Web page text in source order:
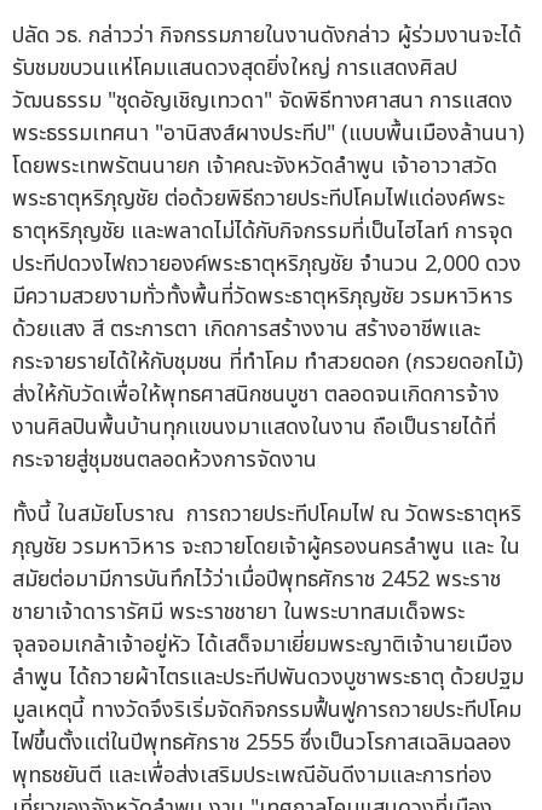
ปลัด วธ. กล่าวว่า กิจกรรมภายในงานดังกล่าว ผู้ร่วมงานจะได้
รับชมขบวนแห่โคมแสนดวงสุดยิ่งใหญ่ การแสดงศิลป
วัฒนธรรม "ชุดอัญเชิญเทวดา" จัดพิธีทางศาสนา การแสดง
พระธรรมเทศนา "อานิสงส์ผางประทีป" (แบบพื้นเมืองล้านนา)
โดยพระเทพรัตนนายก เจ้าคณะจังหวัดลำพูน เจ้าอาวาสวัด
พระธาตุหริภุญชัย ต่อด้วยพิธีถวายประทีปโคมไฟแด่องค์พระ
ธาตุหริภุญชัย และพลาดไม่ได้กับกิจกรรมที่เป็นไฮไลท์ การจุด
ประทีปดวงไฟถวายองค์พระธาตุหริภุญชัย จำนวน 2,000 ดวง
มีความสวยงามทั่วทั้งพื้นที่วัดพระธาตุหริภุญชัย วรมหาวิหาร
ด้วยแสง สี ตระการตา เกิดการสร้างงาน สร้างอาชีพและ
กระจายรายได้ให้กับชุมชน ที่ทำโคม ทำสวยดอก (กรวยดอกไม้)
ส่งให้กับวัดเพื่อให้พุทธศาสนิกชนบูชา ตลอดจนเกิดการจ้าง
งานศิลปินพื้นบ้านทุกแขนงมาแสดงในงาน ถือเป็นรายได้ที่
กระจายสู่ชุมชนตลอดห้วงการจัดงาน
ทั้งนี้ ในสมัยโบราณ การถวายประทีปโคมไฟ ณ วัดพระธาตุหริ
ภุญชัย วรมหาวิหาร จะถวายโดยเจ้าผู้ครองนครลำพูน และ ใน
สมัยต่อมามีการบันทึกไว้ว่าเมื่อปีพุทธศักราช 2452 พระราช
ชายาเจ้าดารารัศมี พระราชชายา ในพระบาทสมเด็จพระ
จุลจอมเกล้าเจ้าอยู่หัว ได้เสด็จมาเยี่ยมพระญาติเจ้านายเมือง
ลำพูน ได้ถวายผ้าไตรและประทีปพันดวงบูชาพระธาตุ ด้วยปฐม
มูลเหตุนี้ ทางวัดจึงริเริ่มจัดกิจกรรมฟื้นฟูการถวายประทีปโคม
ไฟขึ้นตั้งแต่ในปีพุทธศักราช 2555 ซึ่งเป็นวโรกาสเฉลิมฉลอง
พุทธชยันตี และเพื่อส่งเสริมประเพณีอันดีงามและการท่อง